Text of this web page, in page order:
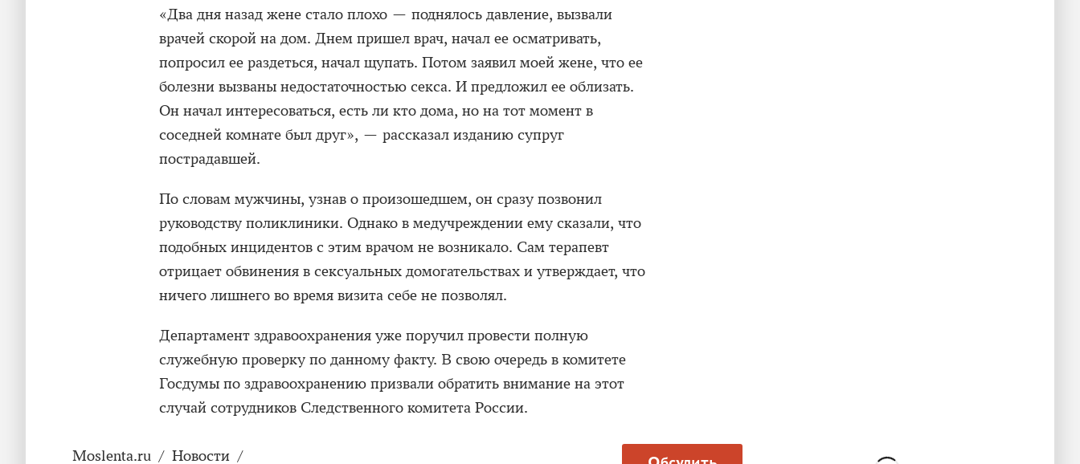
«Два дня назад жене стало плохо — поднялось давление, вызвали
врачей скорой на дом. Днем пришел врач, начал ее осматривать,
попросил ее раздеться, начал щупать. Потом заявил моей жене, что ее
болезни вызваны недостаточностью секса. И предложил ее облизать.
Он начал интересоваться, есть ли кто дома, но на тот момент в
соседней комнате был друг», — рассказал изданию супруг
пострадавшей.
По словам мужчины, узнав о произошедшем, он сразу позвонил
руководству поликлиники. Однако в медучреждении ему сказали, что
подобных инцидентов с этим врачом не возникало. Сам терапевт
отрицает обвинения в сексуальных домогательствах и утверждает, что
ничего лишнего во время визита себе не позволял.
Департамент здравоохранения уже поручил провести полную
служебную проверку по данному факту. В свою очередь в комитете
Госдумы по здравоохранению призвали обратить внимание на этот
случай сотрудников Следственного комитета России.
Moslenta.ru / Новости /